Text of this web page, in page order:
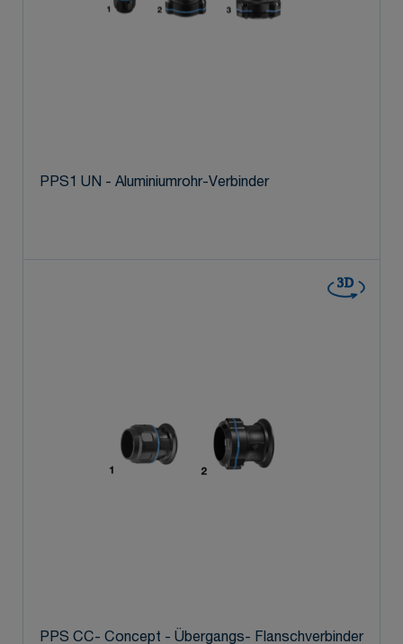
PPS1 UN - Aluminiumrohr-Verbinder
PPS CC- Concept - Übergangs- Flanschverbinder
3D